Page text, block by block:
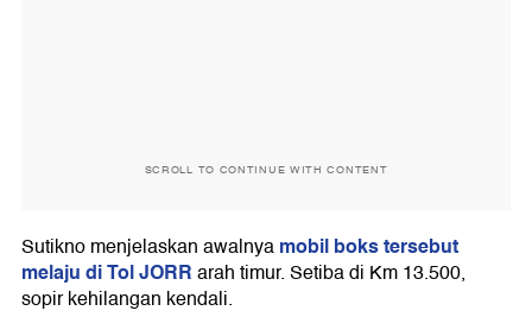
SCROLL TO CONTINUE WITH CONTENT
Sutikno menjelaskan awalnyamobil boks tersebut
melaju di Tol JORRarah timur. Setiba di Km 13.500,
sopir kehilangan kendali.